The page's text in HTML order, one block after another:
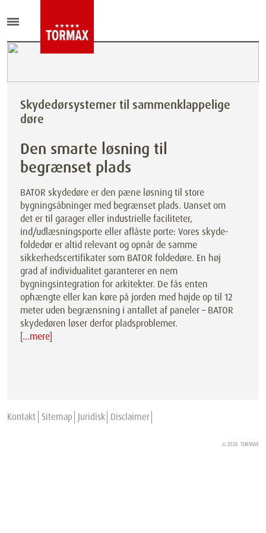
Skydedørsystemer til sammenklappelige
døre
Den smarte løsning til
begrænset plads
BATOR skydedøre er den pæne løsning til store
bygningsåbninger med begrænset plads. Uanset om
det er til garager eller industrielle faciliteter,
ind/udlæsningsporte eller aflåste porte: Vores skyde-
foldedør er altid relevant og opnår de samme
sikkerhedscertifikater som BATOR foldedøre. En høj
grad af individualitet garanterer en nem
bygningsintegration for arkitekter. De fås enten
ophængte eller kan køre på jorden med højde op til 12
meter uden begrænsning i antallet af paneler – BATOR
skydedøren løser derfor pladsproblemer.
[…mere]
Kontakt Sitemap Juridisk Disclaimer
© 2026 TORMAX